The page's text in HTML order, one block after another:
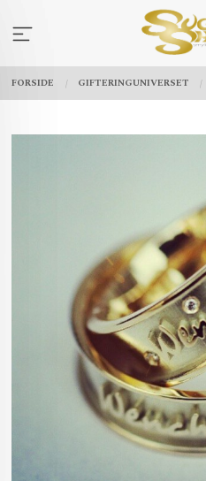
innholdet
FORSIDE GIFTERINGUNIVERSET